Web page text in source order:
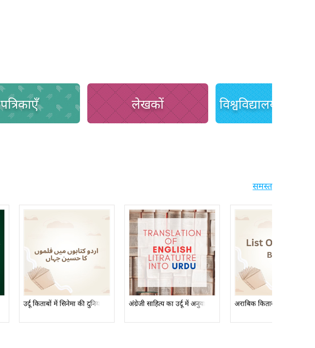
पत्रिकाएँ लेखकों
समस्त
उर्दू किताबों में सिनेमा की दुनिया अंग्रेजी साहित्य का उर्दू में अनुवाद अराबिक किताबों कि सूचि